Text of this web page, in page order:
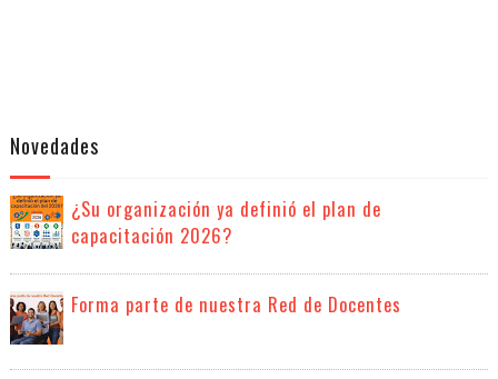
Novedades
¿Su organización ya definió el plan de
capacitación 2026?
Forma parte de nuestra Red de Docentes